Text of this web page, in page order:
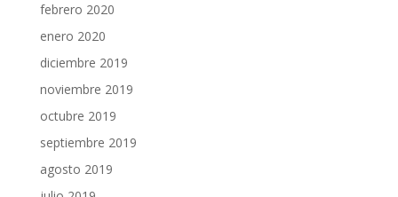
febrero 2020
enero 2020
diciembre 2019
noviembre 2019
octubre 2019
septiembre 2019
agosto 2019